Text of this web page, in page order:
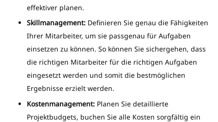
effektiver planen.
Skillmanagement: Definieren Sie genau die Fähigkeiten
Ihrer Mitarbeiter, um sie passgenau für Aufgaben
einsetzen zu können. So können Sie sichergehen, dass
die richtigen Mitarbeiter für die richtigen Aufgaben
eingesetzt werden und somit die bestmöglichen
Ergebnisse erzielt werden.
Kostenmanagement: Planen Sie detaillierte
Projektbudgets, buchen Sie alle Kosten sorgfältig ein